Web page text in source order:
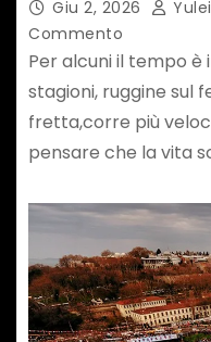
Giu 2, 2026
Commento
Per alcuni il tempo
stagioni, ruggine sul
fretta,corre più
pensare che la vita